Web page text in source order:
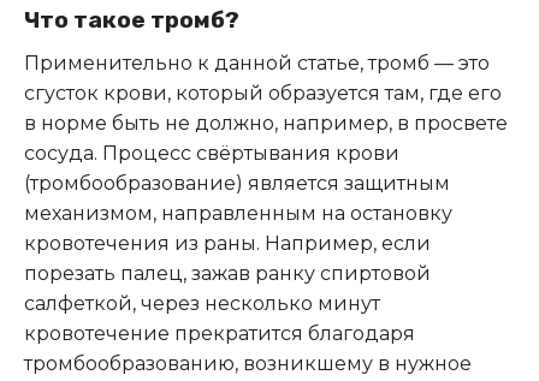
Что такое тромб?
Применительно к данной статье, тромб — это
сгусток крови, который образуется там, где его
в норме быть не должно, например, в просвете
сосуда. Процесс свёртывания крови
(тромбообразование) является защитным
механизмом, направленным на остановку
кровотечения из раны. Например, если
порезать палец, зажав ранку спиртовой
салфеткой, через несколько минут
кровотечение прекратится благодаря
тромбообразованию, возникшему в нужное